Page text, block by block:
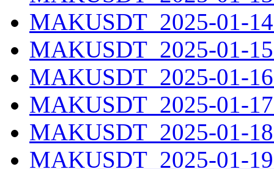
MAKUSDT_2025-01-
MAKUSDT_2025-01-
MAKUSDT_2025-01-
MAKUSDT_2025-01-
MAKUSDT_2025-01-
MAKUSDT_2025-01-